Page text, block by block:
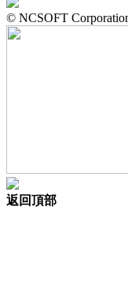
© NCSOFT
返回頂部